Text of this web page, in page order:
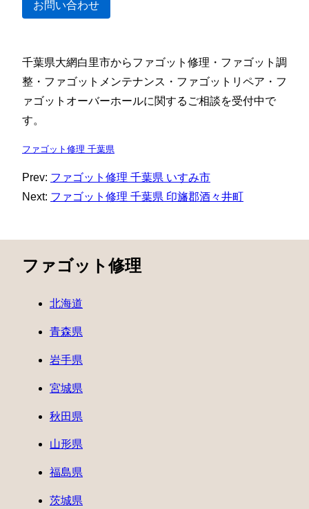
お問い合わせ
千葉県大網白里市からファゴット修理・ファゴット調
整・ファゴットメンテナンス・ファゴットリペア・フ
ァゴットオーバーホールに関するご相談を受付中で
す。
ファゴット修理 千葉県
Prev: ファゴット修理 千葉県 いすみ市
Next: ファゴット修理 千葉県 印旛郡酒々井町
ファゴット修理
北海道
青森県
岩手県
宮城県
秋田県
山形県
福島県
茨城県